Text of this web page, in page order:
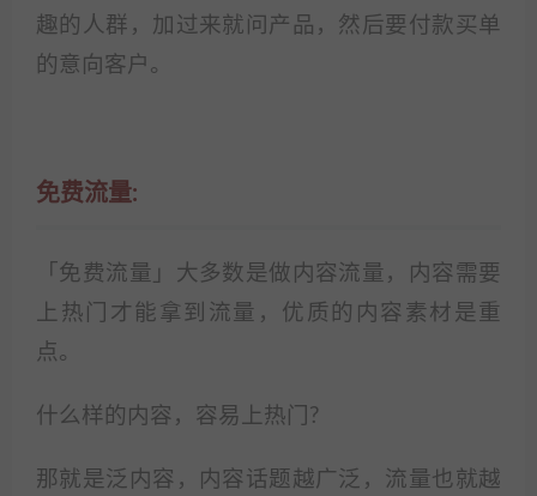
趣的人群，加过来就问产品，然后要付款买单
的意向客户。
免费流量:
「免费流量」大多数是做内容流量，内容需要
上热门才能拿到流量，优质的内容素材是重
点。
什么样的内容，容易上热门?
那就是泛内容，内容话题越广泛，流量也就越